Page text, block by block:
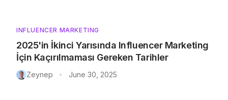
INFLUENCER MARKETING
2025'in İkinci Yarısında Influencer Marketing
İçin Kaçırılmaması Gereken Tarihler
Zeynep • June 30, 2025